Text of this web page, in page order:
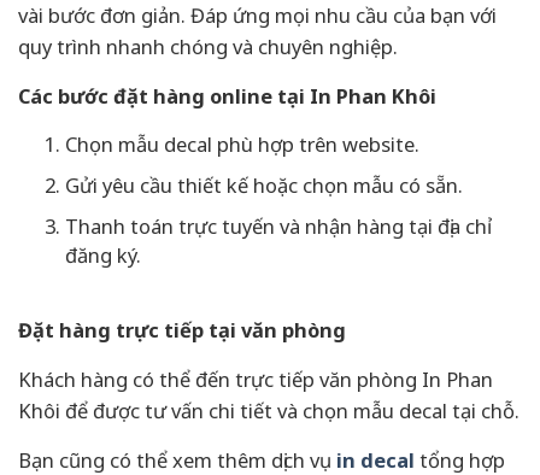
vài bước đơn giản. Đáp ứng mọi nhu cầu của bạn với
quy trình nhanh chóng và chuyên nghiệp.
Các bước đặt hàng online tại In Phan Khôi
Chọn mẫu decal phù hợp trên website.
Gửi yêu cầu thiết kế hoặc chọn mẫu có sẵn.
Thanh toán trực tuyến và nhận hàng tại địa chỉ
đăng ký.
Đặt hàng trực tiếp tại văn phòng
Khách hàng có thể đến trực tiếp văn phòng In Phan
Khôi để được tư vấn chi tiết và chọn mẫu decal tại chỗ.
Bạn cũng có thể xem thêm dịch vụ in decal tổng hợp